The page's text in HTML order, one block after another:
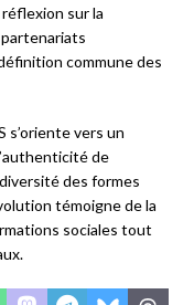
sur la
commune des
s’oriente vers un
de
des formes
témoigne de la
sociales tout